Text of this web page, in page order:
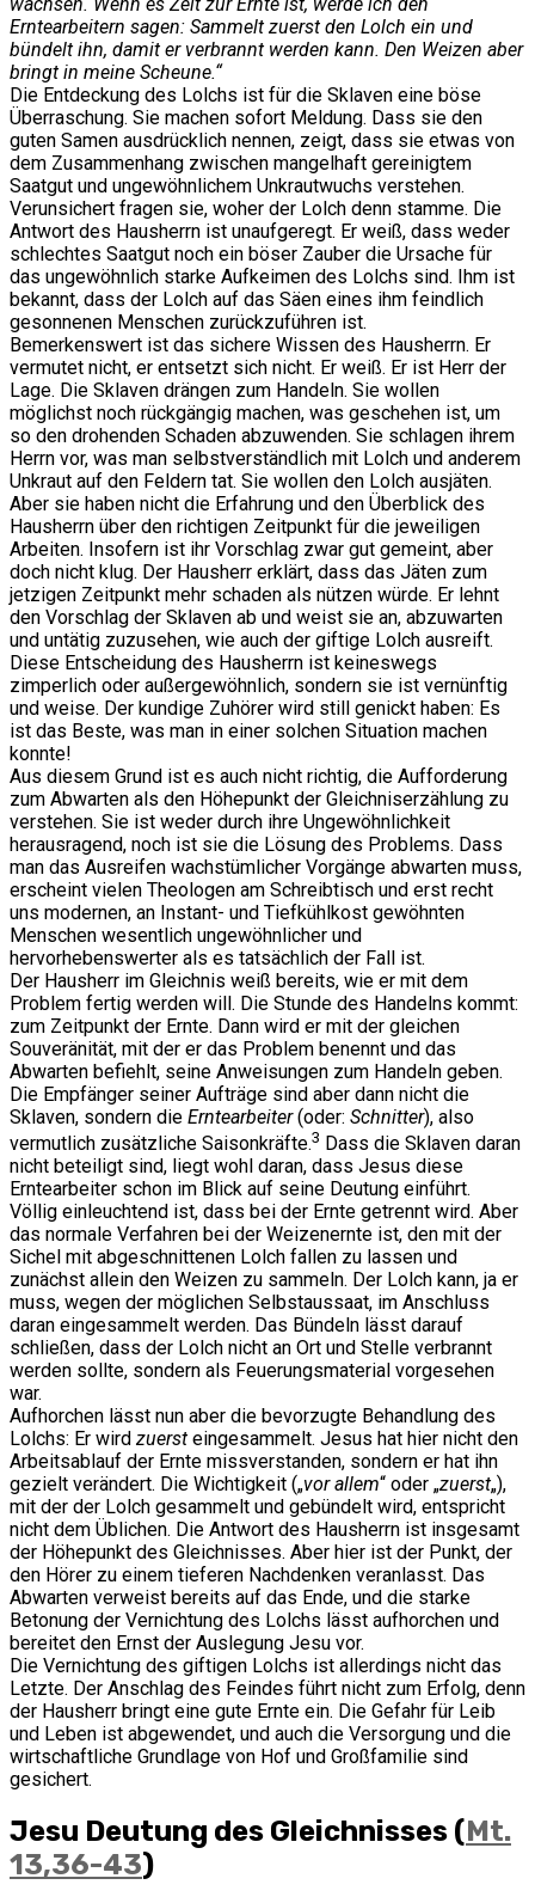
Erntearbeitern sagen: Sammelt zuerst den Lolch ein und
bündelt ihn, damit er verbrannt werden kann. Den Weizen aber
bringt in meine Scheune.“
Die Entdeckung des Lolchs ist für die Sklaven eine böse
Überraschung. Sie machen sofort Meldung. Dass sie den
guten Samen ausdrücklich nennen, zeigt, dass sie etwas von
dem Zusammenhang zwischen mangelhaft gereinigtem
Saatgut und ungewöhnlichem Unkrautwuchs verstehen.
Verunsichert fragen sie, woher der Lolch denn stamme. Die
Antwort des Hausherrn ist unaufgeregt. Er weiß, dass weder
schlechtes Saatgut noch ein böser Zauber die Ursache für
das ungewöhnlich starke Aufkeimen des Lolchs sind. Ihm ist
bekannt, dass der Lolch auf das Säen eines ihm feindlich
gesonnenen Menschen zurückzuführen ist.
Bemerkenswert ist das sichere Wissen des Hausherrn. Er
vermutet nicht, er entsetzt sich nicht. Er weiß. Er ist Herr der
Lage. Die Sklaven drängen zum Handeln. Sie wollen
möglichst noch rückgängig machen, was geschehen ist, um
so den drohenden Schaden abzuwenden. Sie schlagen ihrem
Herrn vor, was man selbstverständlich mit Lolch und anderem
Unkraut auf den Feldern tat. Sie wollen den Lolch ausjäten.
Aber sie haben nicht die Erfahrung und den Überblick des
Hausherrn über den richtigen Zeitpunkt für die jeweiligen
Arbeiten. Insofern ist ihr Vorschlag zwar gut gemeint, aber
doch nicht klug. Der Hausherr erklärt, dass das Jäten zum
jetzigen Zeitpunkt mehr schaden als nützen würde. Er lehnt
den Vorschlag der Sklaven ab und weist sie an, abzuwarten
und untätig zuzusehen, wie auch der giftige Lolch ausreift.
Diese Entscheidung des Hausherrn ist keineswegs
zimperlich oder außergewöhnlich, sondern sie ist vernünftig
und weise. Der kundige Zuhörer wird still genickt haben: Es
ist das Beste, was man in einer solchen Situation machen
konnte!
Aus diesem Grund ist es auch nicht richtig, die Aufforderung
zum Abwarten als den Höhepunkt der Gleichniserzählung zu
verstehen. Sie ist weder durch ihre Ungewöhnlichkeit
herausragend, noch ist sie die Lösung des Problems. Dass
man das Ausreifen wachstümlicher Vorgänge abwarten muss,
erscheint vielen Theologen am Schreibtisch und erst recht
uns modernen, an Instant- und Tiefkühlkost gewöhnten
Menschen wesentlich ungewöhnlicher und
hervorhebenswerter als es tatsächlich der Fall ist.
Der Hausherr im Gleichnis weiß bereits, wie er mit dem
Problem fertig werden will. Die Stunde des Handelns kommt:
zum Zeitpunkt der Ernte. Dann wird er mit der gleichen
Souveränität, mit der er das Problem benennt und das
Abwarten befiehlt, seine Anweisungen zum Handeln geben.
Die Empfänger seiner Aufträge sind aber dann nicht die
Sklaven, sondern die Erntearbeiter(oder: Schnitter), also
vermutlich zusätzliche Saisonkräfte.3 Dass die Sklaven daran
nicht beteiligt sind, liegt wohl daran, dass Jesus diese
Erntearbeiter schon im Blick auf seine Deutung einführt.
Völlig einleuchtend ist, dass bei der Ernte getrennt wird. Aber
das normale Verfahren bei der Weizenernte ist, den mit der
Sichel mit abgeschnittenen Lolch fallen zu lassen und
zunächst allein den Weizen zu sammeln. Der Lolch kann, ja er
muss, wegen der möglichen Selbstaussaat, im Anschluss
daran eingesammelt werden. Das Bündeln lässt darauf
schließen, dass der Lolch nicht an Ort und Stelle verbrannt
werden sollte, sondern als Feuerungsmaterial vorgesehen
war.
Aufhorchen lässt nun aber die bevorzugte Behandlung des
Lolchs: Er wird zuerst eingesammelt. Jesus hat hier nicht den
Arbeitsablauf der Ernte missverstanden, sondern er hat ihn
gezielt verändert. Die Wichtigkeit („vor allem“ oder „zuerst„),
mit der der Lolch gesammelt und gebündelt wird, entspricht
nicht dem Üblichen. Die Antwort des Hausherrn ist insgesamt
der Höhepunkt des Gleichnisses. Aber hier ist der Punkt, der
den Hörer zu einem tieferen Nachdenken veranlasst. Das
Abwarten verweist bereits auf das Ende, und die starke
Betonung der Vernichtung des Lolchs lässt aufhorchen und
bereitet den Ernst der Auslegung Jesu vor.
Die Vernichtung des giftigen Lolchs ist allerdings nicht das
Letzte. Der Anschlag des Feindes führt nicht zum Erfolg, denn
der Hausherr bringt eine gute Ernte ein. Die Gefahr für Leib
und Leben ist abgewendet, und auch die Versorgung und die
wirtschaftliche Grundlage von Hof und Großfamilie sind
gesichert.
Jesu Deutung des Gleichnisses (Mt.
13,36-43)